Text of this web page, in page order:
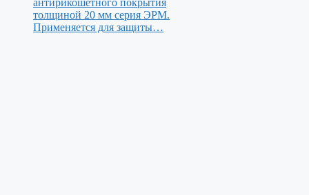
антирикошетного покрытия
толщиной 20 мм серия ЭРМ.
Применяется для защиты…